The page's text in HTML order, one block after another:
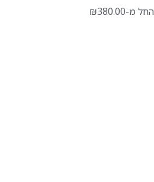
החל מ- ₪380.00